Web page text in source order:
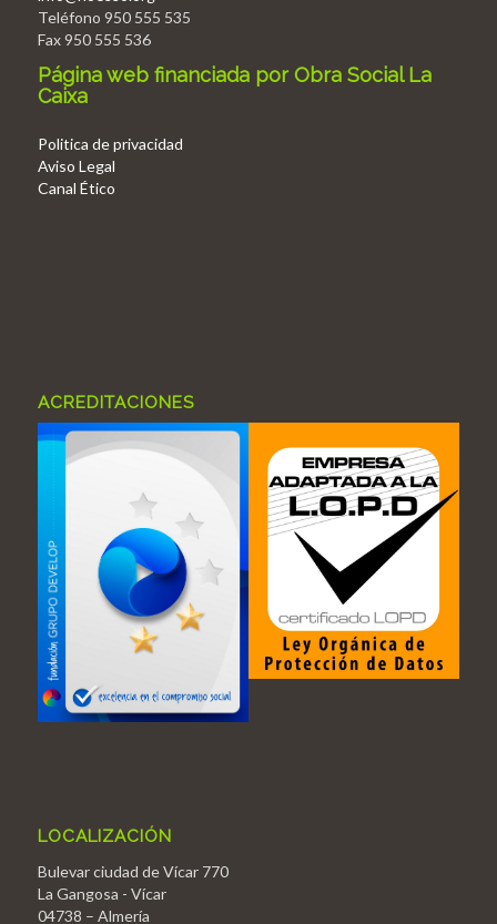
Teléfono 950 555 535
Fax 950 555 536
Página web financiada por Obra Social La
Caixa
Politica de privacidad
Aviso Legal
Canal Ético
ACREDITACIONES
LOCALIZACIÓN
Bulevar ciudad de Vícar 770
La Gangosa - Vícar
04738 – Almería